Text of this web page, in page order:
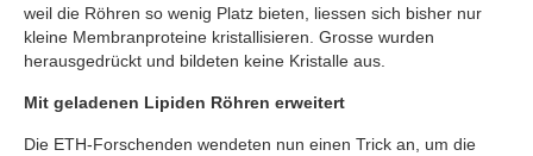
weil die Röhren so wenig Platz bieten, liessen sich bisher nur
kleine Membranproteine kristallisieren. Grosse wurden
herausgedrückt und bildeten keine Kristalle aus.
Mit geladenen Lipiden Röhren erweitert
Die ETH-Forschenden wendeten nun einen Trick an, um die